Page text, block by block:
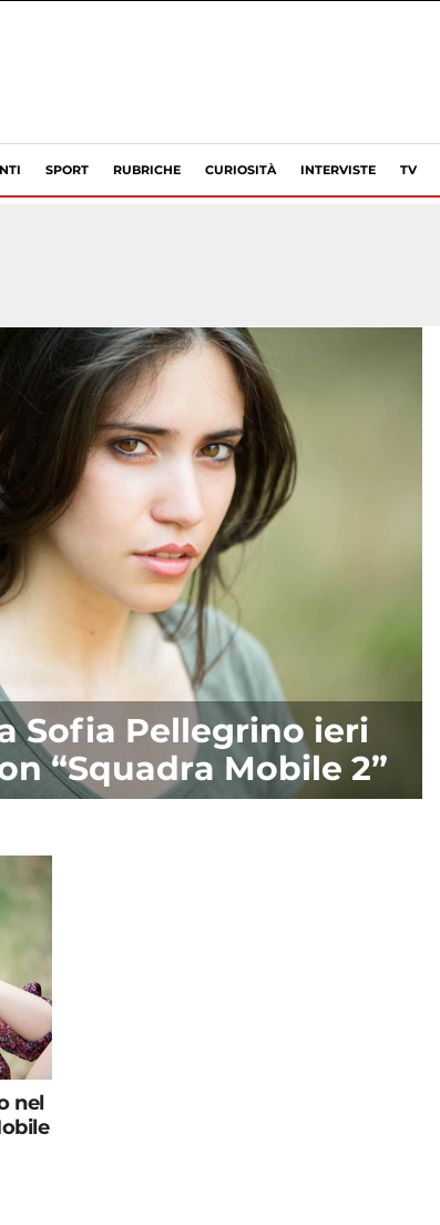
SPORT RUBRICHE CURIOSITÀ INTERVISTE TV
Sofia Pellegrino ieri
“Squadra Mobile 2”
nel